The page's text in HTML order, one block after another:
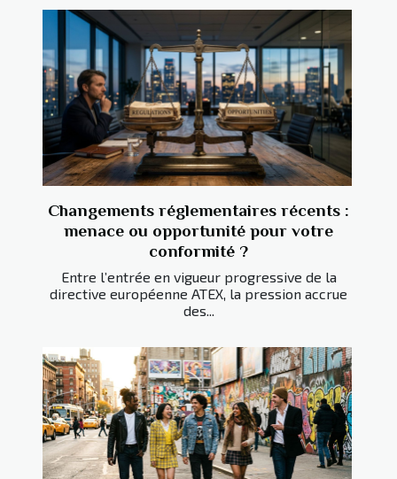
Changements réglementaires récents :
menace ou opportunité pour votre
conformité ?
Entre l’entrée en vigueur progressive de la
directive européenne ATEX, la pression accrue
des...